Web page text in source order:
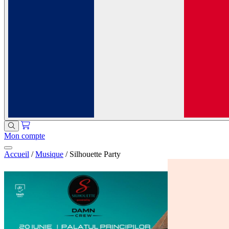
Mon compte
Accueil / Musique / Silhouette Party